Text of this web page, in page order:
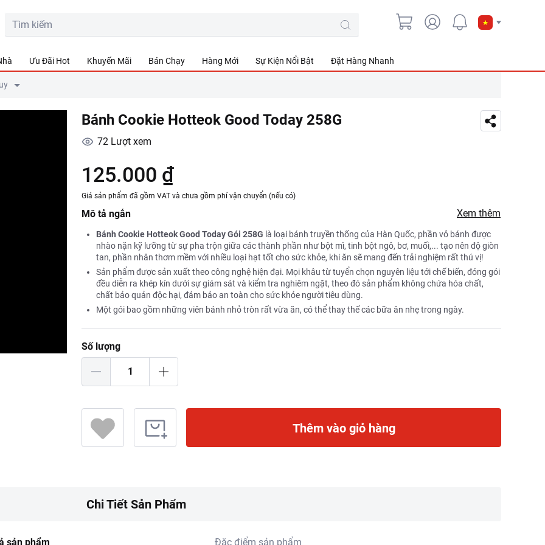
Ưu Đãi Hot Khuyến Mãi Bán Chạy Hàng Mới Sự Kiện Nổi Bật Đặt Hàng Nhanh
Bánh Cookie Hotteok Good Today 258G
72 Lượt xem
125.000 ₫
Giá sản phẩm đã gồm VAT và chưa gồm phí vận chuyển (nếu có)
Mô tả ngắn Xem thêm
Bánh Cookie Hotteok Good Today Gói 258G là loại bánh truyền thống của Hàn Quốc, phần vỏ bánh được
nhào nặn kỹ lưỡng từ sự pha trộn giữa các thành phần như bột mì, tinh bột ngô, bơ, muối,... tạo nên độ giòn
tan, phần nhân thơm mềm với nhiều loại hạt tốt cho sức khỏe, khi ăn sẽ mang đến trải nghiệm rất thú vị!
Sản phẩm được sản xuất theo công nghệ hiện đại. Mọi khâu từ tuyển chọn nguyên liệu tới chế biến, đóng gói
đều diễn ra khép kín dưới sự giám sát và kiểm tra nghiêm ngặt, theo đó sản phẩm không chứa hóa chất,
chất bảo quản độc hại, đảm bảo an toàn cho sức khỏe người tiêu dùng.
Một gói bao gồm những viên bánh nhỏ tròn rất vừa ăn, có thể thay thế các bữa ăn nhẹ trong ngày.
Số lượng
Thêm vào giỏ hàng
Chi Tiết Sản Phẩm
sản phẩm Đặc điểm sản phẩm